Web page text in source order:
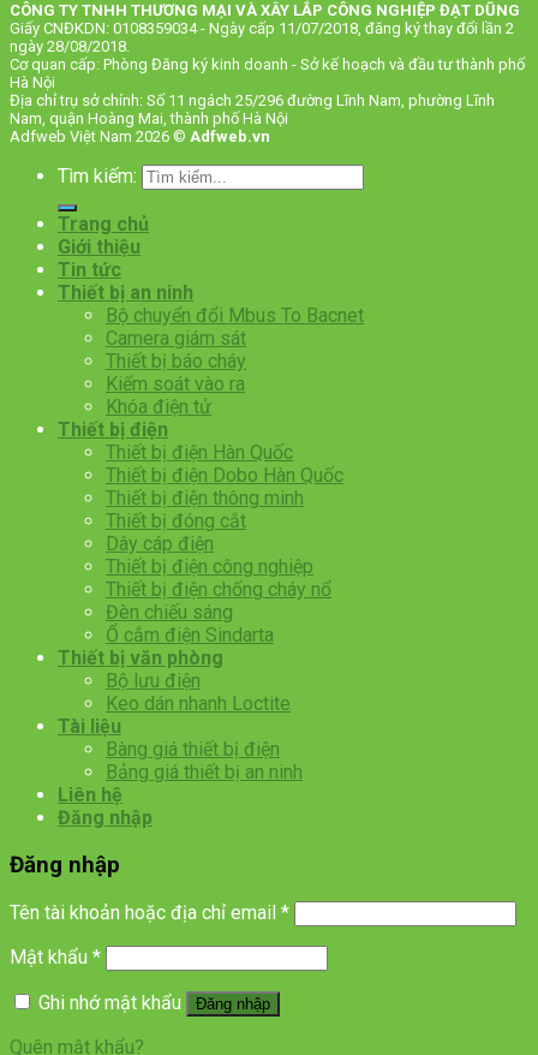
CÔNG TY TNHH THƯƠNG MẠI VÀ XÂY LẮP CÔNG NGHIỆP ĐẠT DŨNG
Giấy CNĐKDN: 0108359034 - Ngày cấp 11/07/2018, đăng ký thay đổi lần 2
ngày 28/08/2018.
Cơ quan cấp: Phòng Đăng ký kinh doanh - Sở kế hoạch và đầu tư thành phố
Hà Nội
Địa chỉ trụ sở chính: Số 11 ngách 25/296 đường Lĩnh Nam, phường Lĩnh
Nam, quận Hoàng Mai, thành phố Hà Nội
Adfweb Việt Nam 2026 © Adfweb.vn
Tìm kiếm:
Trang chủ
Giới thiệu
Tin tức
Thiết bị an ninh
Bộ chuyển đổi Mbus To Bacnet
Camera giám sát
Thiết bị báo cháy
Kiểm soát vào ra
Khóa điện tử
Thiết bị điện
Thiết bị điện Hàn Quốc
Thiết bị điện Dobo Hàn Quốc
Thiết bị điện thông minh
Thiết bị đóng cắt
Dây cáp điện
Thiết bị điện công nghiệp
Thiết bị điện chống cháy nổ
Đèn chiếu sáng
Ổ cắm điện Sindarta
Thiết bị văn phòng
Bộ lưu điện
Keo dán nhanh Loctite
Tài liệu
Bàng giá thiết bị điện
Bảng giá thiết bị an ninh
Liên hệ
Đăng nhập
Đăng nhập
Tên tài khoản hoặc địa chỉ email *
Mật khẩu *
Ghi nhớ mật khẩu
Đăng nhập
Quên mật khẩu?